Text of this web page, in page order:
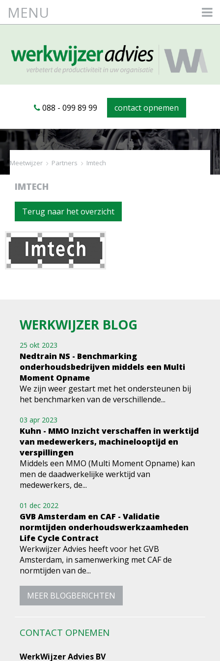
088 - 099 89 99 contact opnemen
MENU
Meetwijzer > Partners > Imtech
IMTECH
Terug naar het overzicht
WERKWIJZER BLOG
25 okt 2023
Nedtrain NS - Benchmarking
onderhoudsbedrijven middels een Multi
Moment Opname
We zijn weer gestart met het ondersteunen bij
het benchmarken van de verschillende...
03 apr 2023
Kuhn - MMO Inzicht verschaffen in werktijd
van medewerkers, machinelooptijd en
verspillingen
Middels een MMO (Multi Moment Opname) kan
men de daadwerkelijke werktijd van
medewerkers, de...
01 dec 2022
GVB Amsterdam en CAF - Validatie
normtijden onderhoudswerkzaamheden
Life Cycle Contract
Werkwijzer Advies heeft voor het GVB
Amsterdam, in samenwerking met CAF de
normtijden van de...
MEER BLOGBERICHTEN
CONTACT OPNEMEN
WerkWijzer Advies BV